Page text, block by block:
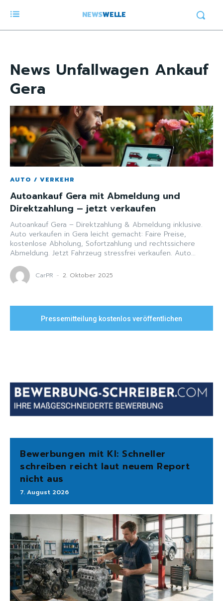
NEWSWELLE
News Unfallwagen Ankauf
Gera
AUTO / VERKEHR
Autoankauf Gera mit Abmeldung und
Direktzahlung – jetzt verkaufen
Autoankauf Gera – Direktzahlung & Abmeldung inklusive.
Auto verkaufen in Gera leicht gemacht: Faire Preise,
kostenlose Abholung, Sofortzahlung und rechtssichere
Abmeldung. Jetzt Fahrzeug stressfrei verkaufen. Auto...
CarPR - 2. Oktober 2025
Pressemitteilung kostenlos veröffentlichen
Bewerbungen mit KI: Schneller
schreiben reicht laut neuem Report
nicht aus
7. August 2026